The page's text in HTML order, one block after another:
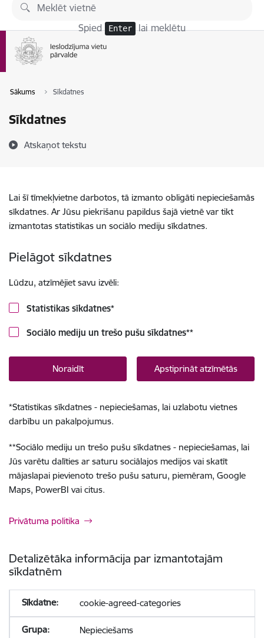
Pāriet uz lapas saturu
Spied Enter lai meklētu
Sākums Sīkdatnes
Sīkdatnes
Atskaņot tekstu
Lai šī tīmekļvietne darbotos, tā izmanto obligāti nepieciešamās
sīkdatnes. Ar Jūsu piekrišanu papildus šajā vietnē var tikt
izmantotas statistikas un sociālo mediju sīkdatnes.
Pielāgot sīkdatnes
Lūdzu, atzīmējiet savu izvēli:
Statistikas sīkdatnes*
Sociālo mediju un trešo pušu sīkdatnes**
Noraidīt Apstiprināt atzīmētās
*Statistikas sīkdatnes - nepieciešamas, lai uzlabotu vietnes
darbību un pakalpojumus.
**Sociālo mediju un trešo pušu sīkdatnes - nepieciešamas, lai
Jūs varētu dalīties ar saturu sociālajos medijos vai skatīt
mājaslapai pievienoto trešo pušu saturu, piemēram, Google
Maps, PowerBI vai citus.
Privātuma politika
Detalizētāka informācija par izmantotajām
sīkdatnēm
cookie-agreed-categories
Nepieciešams